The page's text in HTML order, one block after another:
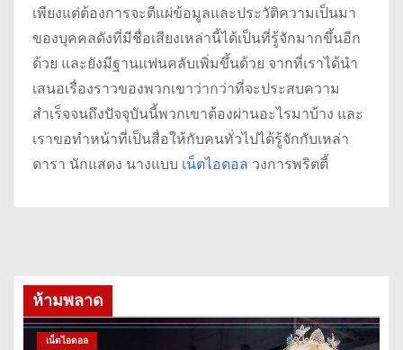
เพียงแต่ต้องการจะตีแผ่ข้อมูลและประวัติความเป็นมา
ของบุคคลดังที่มีชื่อเสียงเหล่านี้ได้เป็นที่รู้จักมากขึ้นอีก
ด้วย และยังมีฐานแฟนคลับเพิ่มขึ้นด้วย จากที่เราได้นำ
เสนอเรื่องราวของพวกเขาว่ากว่าที่จะประสบความ
สำเร็จจนถึงปัจจุบันนี้พวกเขาต้องผ่านอะไรมาบ้าง และ
เราขอทำหน้าที่เป็นสื่อให้กับคนทั่วไปได้รู้จักกับเหล่า
ดารา นักแสดง นางแบบ เน็ตไอดอล วงการพริตตี้
ห้ามพลาด
เน็ตไอดอล